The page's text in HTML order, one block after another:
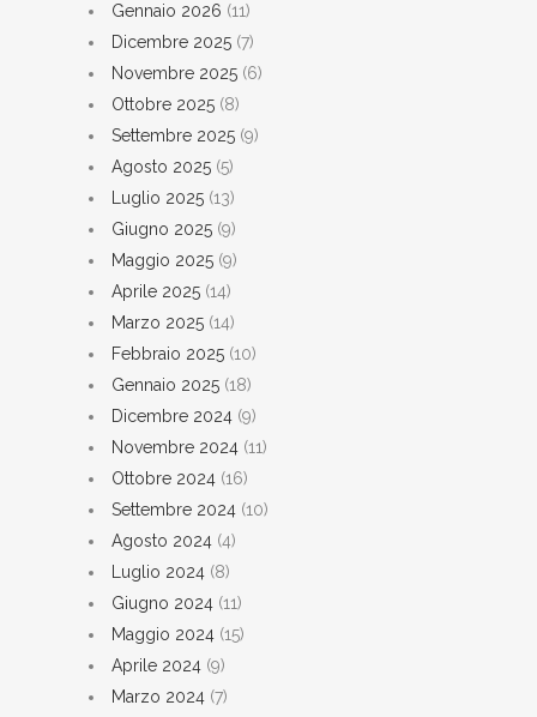
Gennaio 2026 (11)
Dicembre 2025 (7)
Novembre 2025 (6)
Ottobre 2025 (8)
Settembre 2025 (9)
Agosto 2025 (5)
Luglio 2025 (13)
Giugno 2025 (9)
Maggio 2025 (9)
Aprile 2025 (14)
Marzo 2025 (14)
Febbraio 2025 (10)
Gennaio 2025 (18)
Dicembre 2024 (9)
Novembre 2024 (11)
Ottobre 2024 (16)
Settembre 2024 (10)
Agosto 2024 (4)
Luglio 2024 (8)
Giugno 2024 (11)
Maggio 2024 (15)
Aprile 2024 (9)
Marzo 2024 (7)